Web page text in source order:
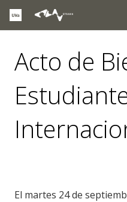
Acto de
El martes 24 de